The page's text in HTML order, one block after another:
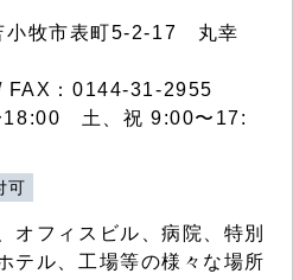
牧市表町5-2-17 丸幸
：0144-31-2955
18:00 土、祝 9:00〜17:
可
オフィスビル、病院、特別
テル、工場等の様々な場所